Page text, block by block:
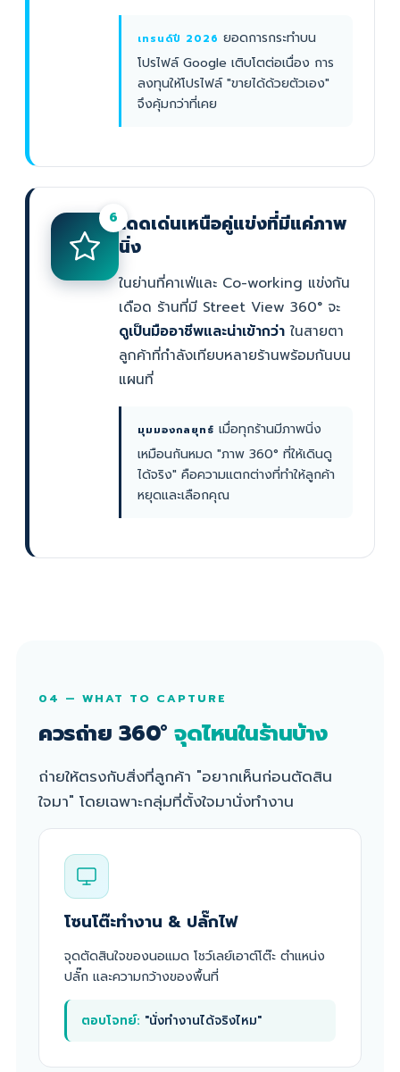
เทรนด์ปี 2026 ยอดการกระทำบน
โปรไฟล์ Google เติบโตต่อเนื่อง การ
ลงทุนให้โปรไฟล์ "ขายได้ด้วยตัวเอง"
จึงคุ้มกว่าที่เคย
6โดดเด่นเหนือคู่แข่งที่มีแค่ภาพ
นิ่ง
ในย่านที่คาเฟ่และ Co-working แข่งกัน
เดือด ร้านที่มี Street View 360° จะ
ดูเป็นมืออาชีพและน่าเข้ากว่า ในสายตา
ลูกค้าที่กำลังเทียบหลายร้านพร้อมกันบน
แผนที่
มุมมองกลยุทธ์ เมื่อทุกร้านมีภาพนิ่ง
เหมือนกันหมด "ภาพ 360° ที่ให้เดินดู
ได้จริง" คือความแตกต่างที่ทำให้ลูกค้า
หยุดและเลือกคุณ
04 — WHAT TO CAPTURE
ควรถ่าย 360° จุดไหนในร้านบ้าง
ถ่ายให้ตรงกับสิ่งที่ลูกค้า "อยากเห็นก่อนตัดสิน
ใจมา" โดยเฉพาะกลุ่มที่ตั้งใจมานั่งทำงาน
โซนโต๊ะทำงาน & ปลั๊กไฟ
จุดตัดสินใจของนอแมด โชว์เลย์เอาต์โต๊ะ ตำแหน่ง
ปลั๊ก และความกว้างของพื้นที่
ตอบโจทย์: "นั่งทำงานได้จริงไหม"